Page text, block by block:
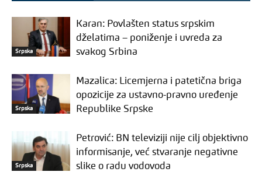
Srpska
Karan: Povlašten status srpskim
dželatima – poniženje i uvreda za
svakog Srbina
Srpska
Mazalica: Licemjerna i patetična briga
opozicije za ustavno-pravno uređenje
Republike Srpske
Srpska
Petrović: BN televiziji nije cilj objektivno
informisanje, već stvaranje negativne
slike o radu vodovoda